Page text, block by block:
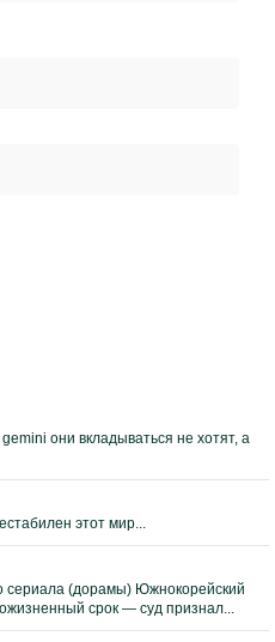
gemini они вкладываться не хотят, а
этот мир...
сериала (дорамы) Южнокорейский
срок — суд признал...